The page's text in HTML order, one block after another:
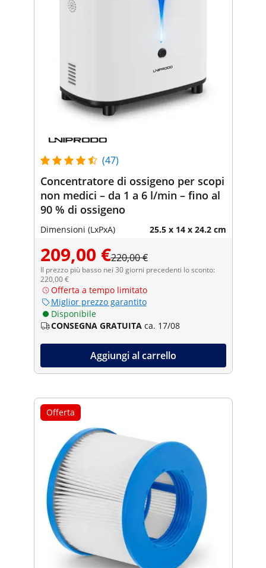
(47)
Concentratore di ossigeno per scopi
non medici – da 1 a 6 l/min – fino al
90 % di ossigeno
Dimensioni (LxPxA) 25.5 x 14 x 24.2 cm
209,00 €220,00 €
Il prezzo più basso nei 30 giorni precedenti lo sconto:
220,00 €
Offerta a tempo limitato
Miglior prezzo garantito
Disponibile
CONSEGNA GRATUITA ca. 17/08
Aggiungi al carrello
Offerta